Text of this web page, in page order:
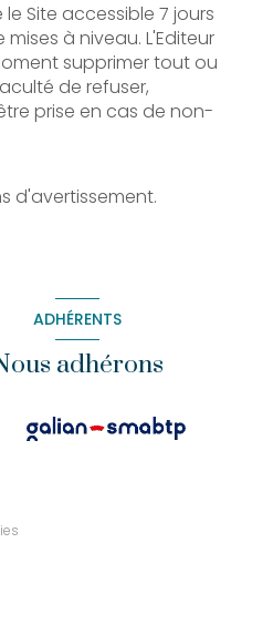
Site accessible 7 jours
à niveau. L'Editeur
supprimer tout ou
de refuser,
prise en cas de non-
d'avertissement.
ADHÉRENTS
adhérons